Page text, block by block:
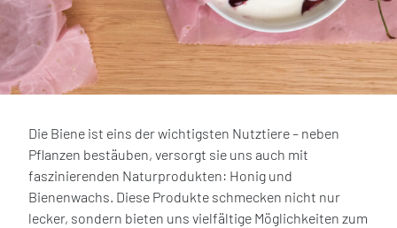
Die Biene ist eins der wichtigsten Nutztiere – neben
Pflanzen bestäuben, versorgt sie uns auch mit
faszinierenden Naturprodukten: Honig und
Bienenwachs. Diese Produkte schmecken nicht nur
lecker, sondern bieten uns vielfältige Möglichkeiten zum